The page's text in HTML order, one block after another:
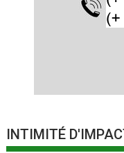
INTIMITÉ